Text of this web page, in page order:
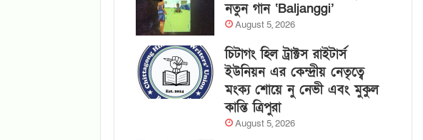
নতুন গান ‘Baljanggi’
August 5, 2026
চিটাগং হিল ট্রাক্টস রাইটার্স
ইউনিয়ন এর কেন্দ্রীয় নেতৃত্বে
মংক্য শোয়ে নু নেভী এবং মুকুল
কান্তি ত্রিপুরা
August 5, 2026